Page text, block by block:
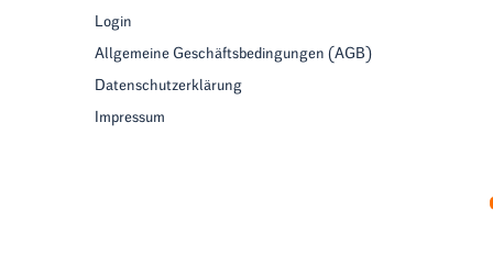
Login
Allgemeine Geschäftsbedingungen (AGB)
Datenschutzerklärung
Impressum